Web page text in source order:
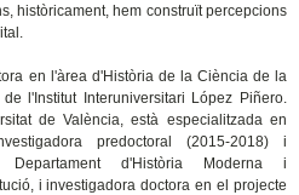
històricament, hem construït percepcions
en l'àrea d'Història de la Ciència de la
l'Institut Interuniversitari López Piñero.
de València, està especialitzada en
predoctoral (2015-2018) i
Departament d'Història Moderna i
i investigadora doctora en el projecte